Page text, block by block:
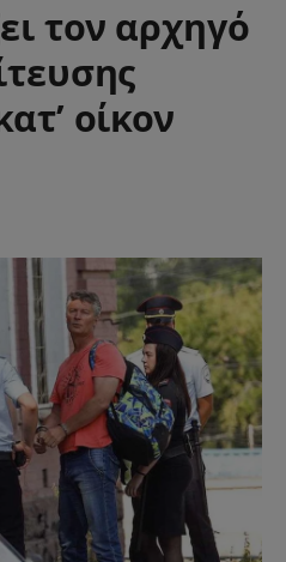
τον αρχηγό
οίκον